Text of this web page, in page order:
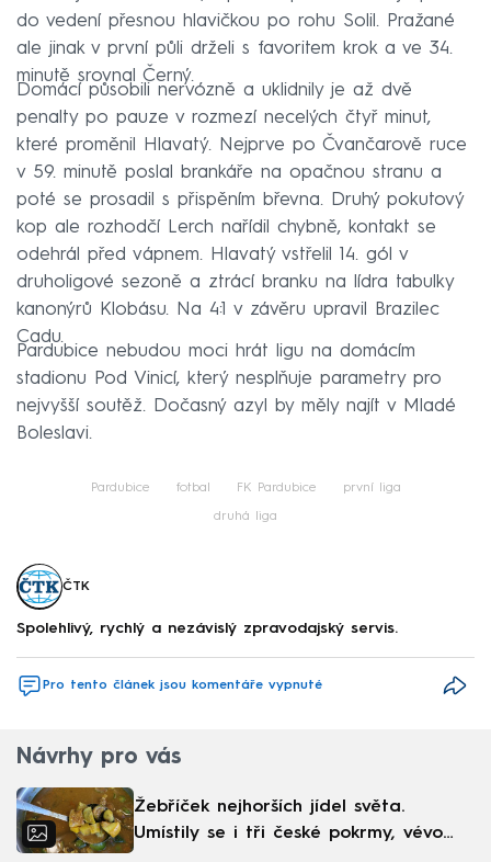
do vedení přesnou hlavičkou po rohu Solil. Pražané
ale jinak v první půli drželi s favoritem krok a ve 34.
minutě srovnal Černý.
Domácí působili nervózně a uklidnily je až dvě
penalty po pauze v rozmezí necelých čtyř minut,
které proměnil Hlavatý. Nejprve po Čvančarově ruce
v 59. minutě poslal brankáře na opačnou stranu a
poté se prosadil s přispěním břevna. Druhý pokutový
kop ale rozhodčí Lerch nařídil chybně, kontakt se
odehrál před vápnem. Hlavatý vstřelil 14. gól v
druholigové sezoně a ztrácí branku na lídra tabulky
kanonýrů Klobásu. Na 4:1 v závěru upravil Brazilec
Cadu.
Pardubice nebudou moci hrát ligu na domácím
stadionu Pod Vinicí, který nesplňuje parametry pro
nejvyšší soutěž. Dočasný azyl by měly najít v Mladé
Boleslavi.
Pardubice fotbal FK Pardubice první liga
druhá liga
ČTK
Spolehlivý, rychlý a nezávislý zpravodajský servis.
Pro tento článek jsou komentáře vypnuté
Návrhy pro vás
Žebříček nejhorších jídel světa.
Umístily se i tři české pokrmy, vévodí